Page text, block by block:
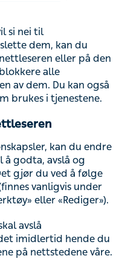
si nei til
dem, kan du
eller på den
alle
av dem. Du kan også
brukes i tjenestene.
kan du endre
godta, avslå og
gjør du ved å følge
vanligvis under
eller «Rediger»).
avslå
imidlertid hende du
på nettstedene våre.